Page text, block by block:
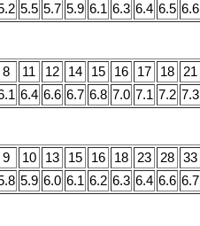
5.5 5.7 5.9 6.1 6.3 6.4 6.5 6.6
8 11 12 14 15 16 17 18 21
6.4 6.6 6.7 6.8 7.0 7.1 7.2 7.3
9 10 13 15 16 18 23 28 33
5.9 6.0 6.1 6.2 6.3 6.4 6.6 6.7